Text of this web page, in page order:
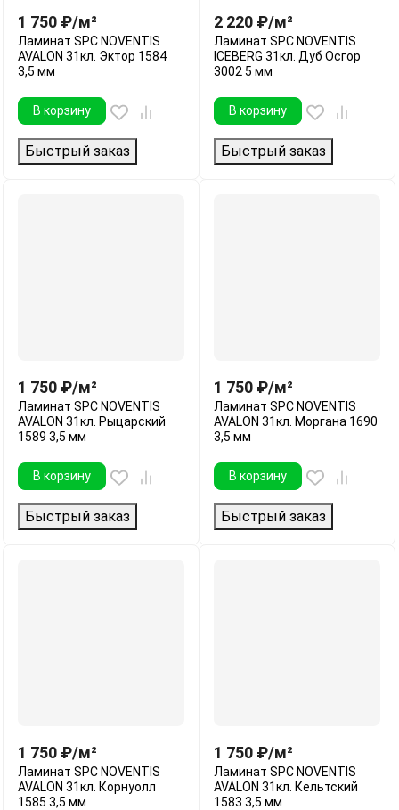
1 750 ₽/м²
Ламинат SPC NOVENTIS
AVALON 31кл. Эктор 1584
3,5 мм
В корзину
Быстрый заказ
2 220 ₽/м²
Ламинат SPC NOVENTIS
ICEBERG 31кл. Дуб Осгор
3002 5 мм
В корзину
Быстрый заказ
1 750 ₽/м²
Ламинат SPC NOVENTIS
AVALON 31кл. Рыцарский
1589 3,5 мм
В корзину
Быстрый заказ
1 750 ₽/м²
Ламинат SPC NOVENTIS
AVALON 31кл. Моргана 1690
3,5 мм
В корзину
Быстрый заказ
1 750 ₽/м²
Ламинат SPC NOVENTIS
AVALON 31кл. Корнуолл
1585 3,5 мм
1 750 ₽/м²
Ламинат SPC NOVENTIS
AVALON 31кл. Кельтский
1583 3,5 мм